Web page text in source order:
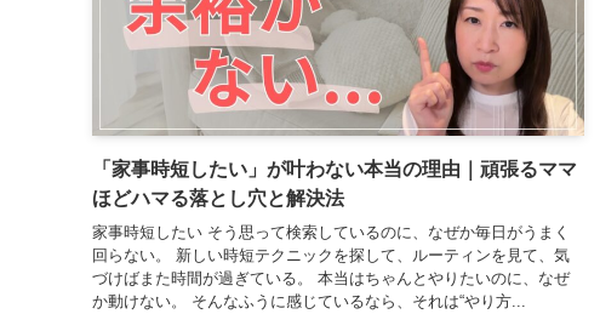
「家事時短したい」が叶わない本当の理由｜頑張るママ
ほどハマる落とし穴と解決法
家事時短したい そう思って検索しているのに、なぜか毎日がうまく
回らない。 新しい時短テクニックを探して、ルーティンを見て、気
づけばまた時間が過ぎている。 本当はちゃんとやりたいのに、なぜ
か動けない。 そんなふうに感じているなら、それは“やり方...